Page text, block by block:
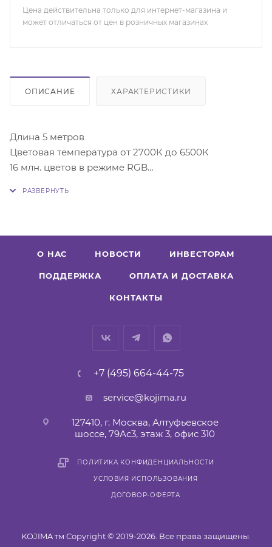
Цена действительна только для интернет-магазина и
может отличаться от цен в розничных магазинах
ОПИСАНИЕ ХАРАКТЕРИСТИКИ
Длина 5 метров
Цветовая температура от 2700К до 6500К
16 млн. цветов в режиме RGB
5050RGB(30)+2835WW(30)+2835W(30) CCT 2700K-
Степень защиты IP54
Срок службы 25000 часов
О НАС НОВОСТИ ИНВЕСТОРАМ
ПОДДЕРЖКА ОПЛАТА И ДОСТАВКА
КОНТАКТЫ
+7 (495) 664-44-75
service@kojima.ru
127410, г. Москва, Алтуфьевское
шоссе, 79Ас3, этаж 3, офис 310
ПОЛИТИКА КОНФИДЕНЦИАЛЬНОСТИ
УСЛОВИЯ ИСПОЛЬЗОВАНИЯ
ДОГОВОР-ОФЕРТА
KOJIMA тм Copyright © 2019-2026. Все права защищены.